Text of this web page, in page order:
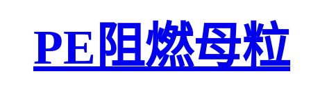
PE阻燃母粒